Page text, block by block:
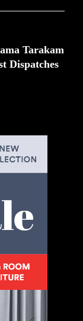
Tarakam
Dispatches